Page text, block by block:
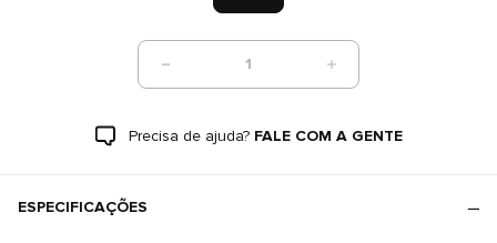
1
Precisa de ajuda? FALE COM A GENTE
ESPECIFICAÇÕES